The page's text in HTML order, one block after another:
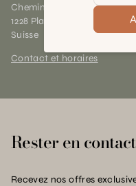
Chemin des Charrotons 25
1228 Plan-les-Ouates (GE)
Suisse
Contact et horaires
Rester en contact
Recevez nos offres